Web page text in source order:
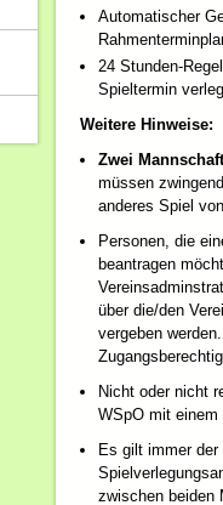
Automatischer
24 Stunden-
Spieltermin
Weitere Hinweise:
Zwei
müssen
anderes Spiel
Personen, die
beantragen
über die/den
vergeben
Nicht oder nicht
WSpO mit einem
Es gilt immer
zwischen beiden